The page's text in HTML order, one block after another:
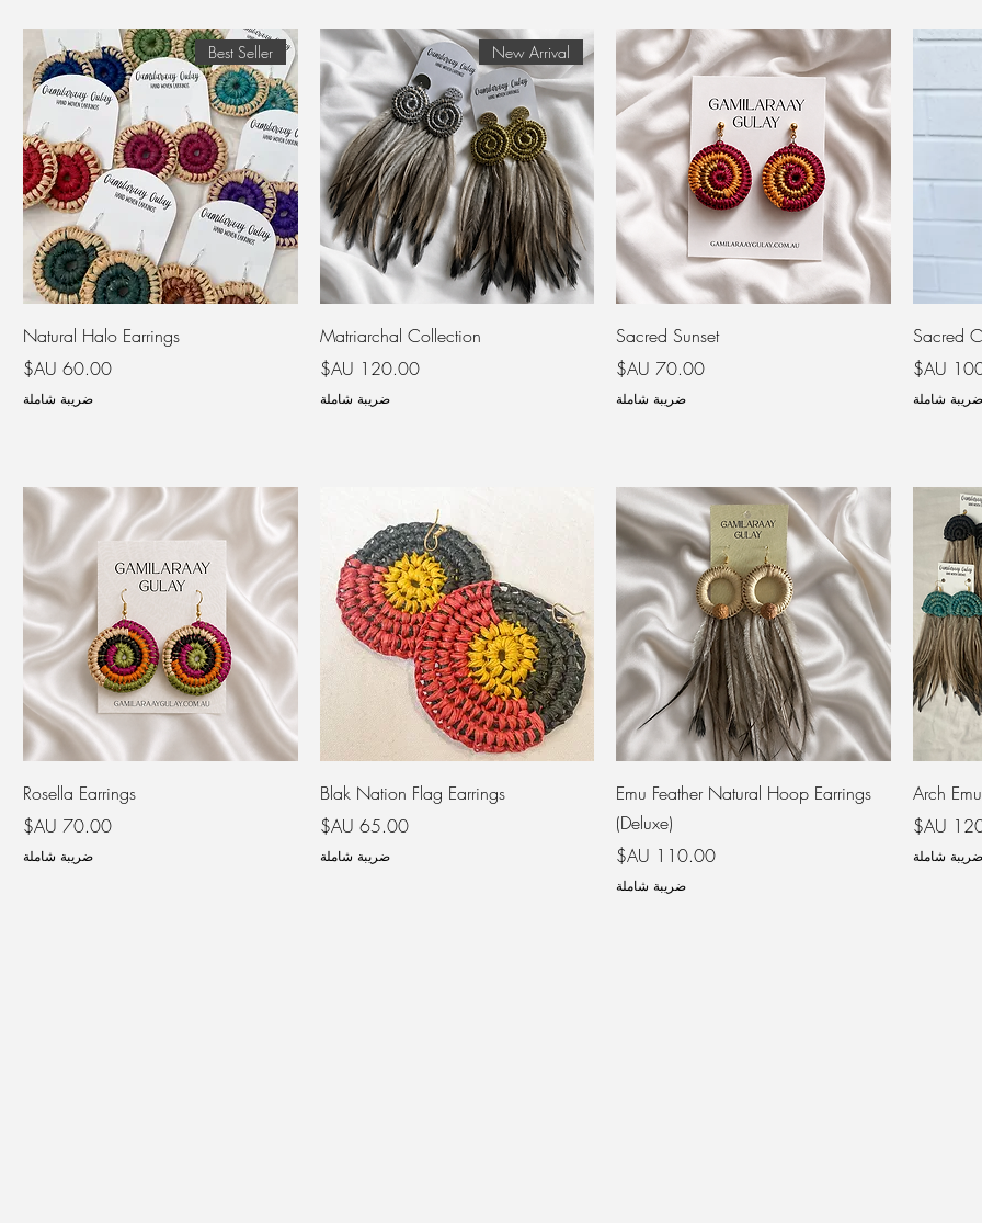
Sacred
ضريبة شاملة
Sacred Sunset
السعر
ضريبة شاملة
New Arrival
Matriarchal Collection
السعر‏120.00 AU$
ضريبة شاملة
Best Seller
Natural Halo Earrings
السعر
ضريبة شاملة
Arch
ضريبة شاملة
Emu Feather Natural Hoop Earrings
(Deluxe)
السعر
ضريبة شاملة
Blak Nation Flag Earrings
السعر‏65.00 AU$
ضريبة شاملة
Rosella Earrings
السعر
ضريبة شاملة